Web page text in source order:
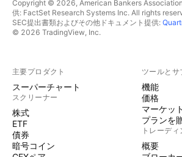
Copyright © 2026, American Bankers
供: FactSet Research Systems Inc. All rights
SEC提出書類およびその他ドキュメント提供:
© 2026 TradingView, Inc.
主要プロダクト
スーパーチャート
スクリーナー
株式
ETF
債券
暗号コイン
ツールとサ
機能
価格
マーケッ
プランを
トレーディ
概要